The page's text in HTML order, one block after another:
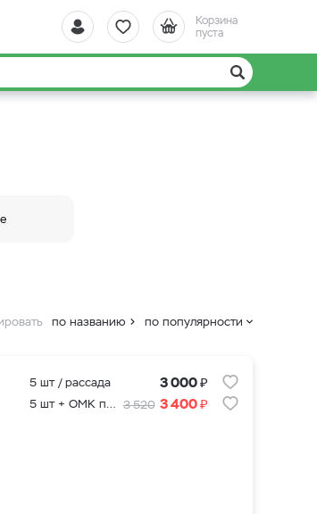
Корзина
пуста
по названию по популярности
5 шт / рассада 3 000₽
5 шт + ОМК подкормка для саженцев 3 520 3 400₽